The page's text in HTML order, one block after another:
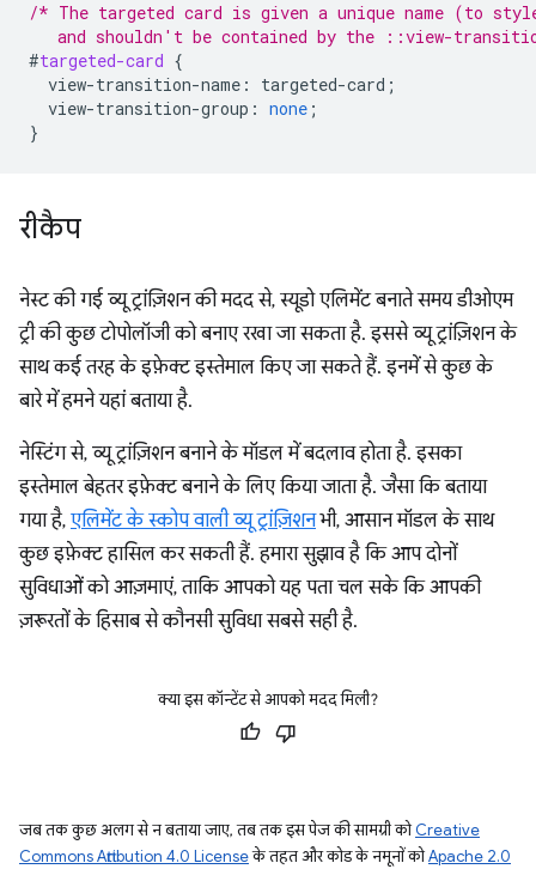
/* The targeted card is given a unique name (to
and shouldn't be contained by the ::view-
#targeted-card {
view-transition-name : targeted-card ;
view-transition-group : none ;
}
रीकैप
नेस्ट की गई व्यू ट्रांज़िशन की मदद से, स्यूडो एलिमेंट बनाते समय डीओएम
ट्री की कुछ टोपोलॉजी को बनाए रखा जा सकता है. इससे व्यू ट्रांज़िशन के
साथ कई तरह के इफ़ेक्ट इस्तेमाल किए जा सकते हैं. इनमें से कुछ के
बारे में हमने यहां बताया है.
नेस्टिंग से, व्यू ट्रांज़िशन बनाने के मॉडल में बदलाव होता है. इसका
इस्तेमाल बेहतर इफ़ेक्ट बनाने के लिए किया जाता है. जैसा कि बताया
गया है, एलिमेंट के स्कोप वाली व्यू ट्रांज़िशनभी, आसान मॉडल के साथ
कुछ इफ़ेक्ट हासिल कर सकती हैं. हमारा सुझाव है कि आप दोनों
सुविधाओं को आज़माएं, ताकि आपको यह पता चल सके कि आपकी
ज़रूरतों के हिसाब से कौनसी सुविधा सबसे सही है.
क्या इस कॉन्टेंट से आपको मदद मिली?
जब तक कुछ अलग से न बताया जाए, तब तक इस पेज की सामग्री कोCreative
Commons Attribution 4.0 Licenseके तहत और कोड के नमूनों कोApache 2.0